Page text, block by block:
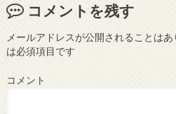
コメントを残す
メールアドレスが公開されることはあ
は必須項目です
コメント